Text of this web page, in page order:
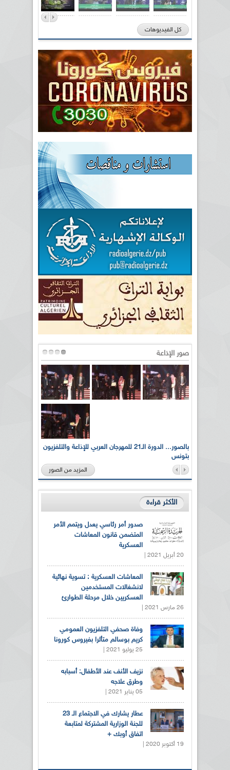
كل الفيديوهات
صور الإذاعة
بالصور... الدورة الـ21 للمهرجان العربي للإذاعة والتلفزيون
بتونس
المزيد من الصور
الأكثر قراءة
صدور أمر رئاسي يعدل ويتمم الأمر
المتضمن قانون المعاشات
العسكرية
20 أبريل 2021 |
المعاشات العسكرية : تسوية نهائية
لانشغالات المستخدمين
العسكريين خلال مرحلة الطوارئ
26 مارس 2021 |
وفاة صحفي التلفزيون العمومي
كريم بوسالم متأثرا بفيروس كورونا
25 يوليو 2021 |
نزيف الأنف عند الأطفال: أسبابه
وطرق علاجه
05 يناير 2021 |
عطار يشارك في الاجتماع الـ 23
للجنة الوزارية المشتركة لمتابعة
اتفاق أوبك +
19 أكتوبر 2020 |